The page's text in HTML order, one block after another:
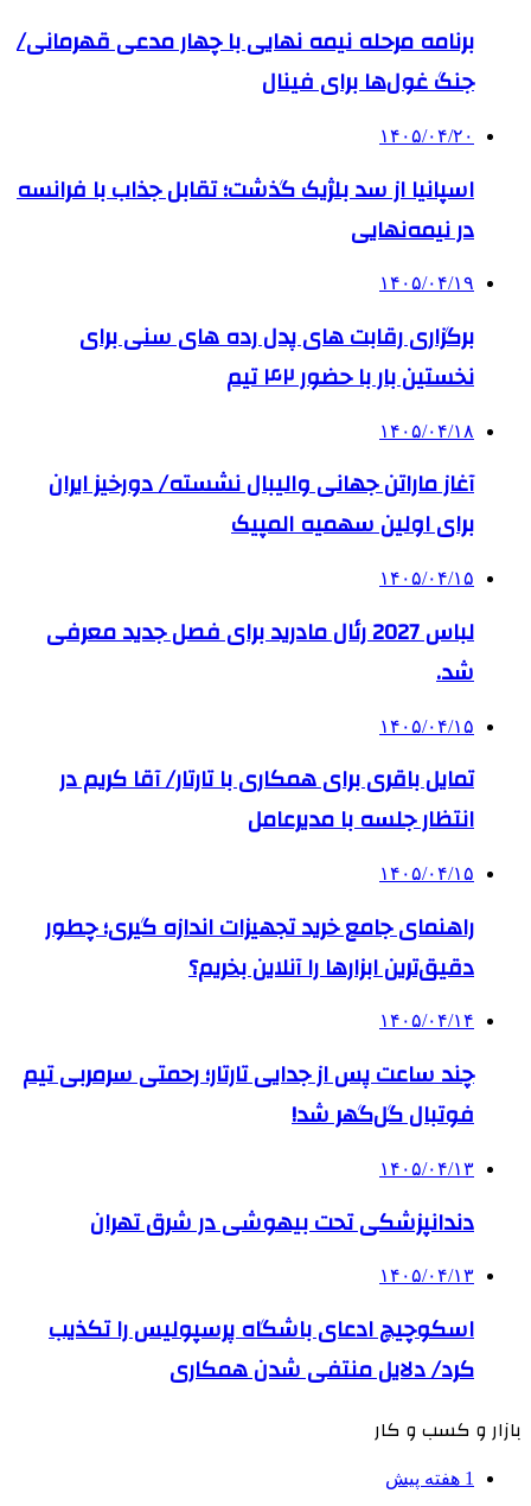
برنامه مرحله نیمه نهایی با چهار مدعی قهرمانی/
جنگ غول‌ها برای فینال
۱۴۰۵/۰۴/۲۰
اسپانیا از سد بلژیک گذشت؛ تقابل جذاب با فرانسه
در نیمه‌نهایی
۱۴۰۵/۰۴/۱۹
برگزاری رقابت های پدل رده های سنی برای
نخستین بار با حضور ۴۲ تیم
۱۴۰۵/۰۴/۱۸
آغاز ماراتن جهانی والیبال نشسته/ دورخیز ایران
برای اولین سهمیه المپیک
۱۴۰۵/۰۴/۱۵
لباس 2027 رئال مادرید برای فصل جدید معرفی
شد.
۱۴۰۵/۰۴/۱۵
تمایل باقری برای همکاری با تارتار/ آقا کریم در
انتظار جلسه با مدیرعامل
۱۴۰۵/۰۴/۱۵
راهنمای جامع خرید تجهیزات اندازه گیری؛ چطور
دقیق‌ترین ابزارها را آنلاین بخریم؟
۱۴۰۵/۰۴/۱۴
چند ساعت پس از جدایی تارتار؛ رحمتی سرمربی تیم
فوتبال گل‌گهر شد!
۱۴۰۵/۰۴/۱۳
دندانپزشکی تحت بیهوشی در شرق تهران
۱۴۰۵/۰۴/۱۳
اسکوچیچ ادعای باشگاه پرسپولیس را تکذیب
کرد/ دلایل منتفی شدن همکاری
بازار و کسب و کار
1 هفته پیش